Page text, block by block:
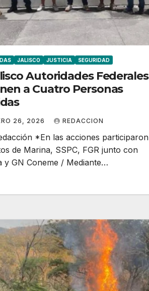
JALISCO JUSTICIA SEGURIDAD
Autoridades Federales
a Cuatro Personas
26, 2026 REDACCION
*En las acciones participaron
de Marina, SSPC, FGR junto con
y GN Coneme / Mediante…